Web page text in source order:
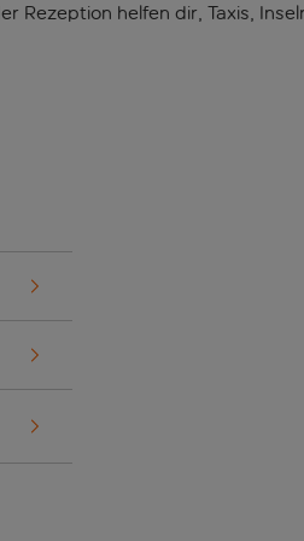
Rezeption helfen dir, Taxis,